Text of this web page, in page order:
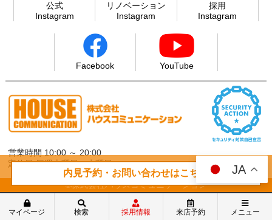
内見予約・お問い合わせはこちら
公式
Instagram
リノベーション
Instagram
採用
Instagram
Facebook YouTube
営業時間 10:00 ～ 20:00
定休日 毎週火曜日・水曜日
©株式会社ハウスコミュニケーション
マイページ 検索 採用情報 来店予約 メニュー
JA